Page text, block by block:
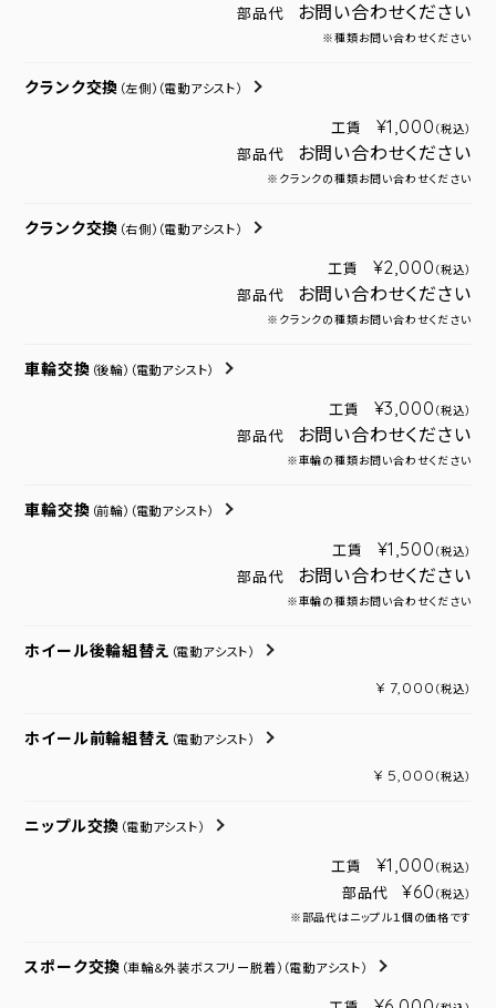
部品代 お問い合わせください
※種類お問い合わせください
クランク交換 （左側） （電動アシスト）
工賃 ¥1,000 （税込）
部品代 お問い合わせください
※クランクの種類お問い合わせください
クランク交換 （右側） （電動アシスト）
工賃 ¥2,000 （税込）
部品代 お問い合わせください
※クランクの種類お問い合わせください
車輪交換 （後輪） （電動アシスト）
工賃 ¥3,000 （税込）
部品代 お問い合わせください
※車輪の種類お問い合わせください
車輪交換 （前輪） （電動アシスト）
工賃 ¥1,500 （税込）
部品代 お問い合わせください
※車輪の種類お問い合わせください
ホイール後輪組替え （電動アシスト）
¥ 7,000 （税込）
ホイール前輪組替え （電動アシスト）
¥ 5,000 （税込）
ニップル交換 （電動アシスト）
工賃 ¥1,000 （税込）
部品代 ¥60 （税込）
※部品代はニップル１個の価格です
スポーク交換 （車輪＆外装ボスフリー脱着） （電動アシスト）